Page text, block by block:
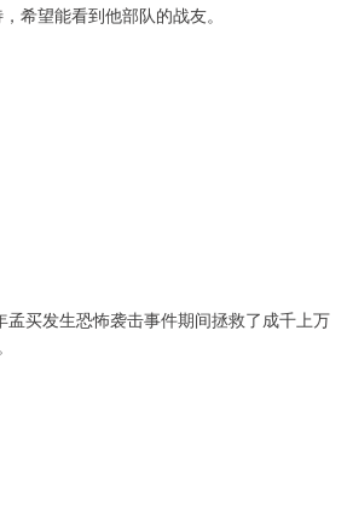
希望能看到他部队的战友。
买发生恐怖袭击事件期间拯救了成千上万